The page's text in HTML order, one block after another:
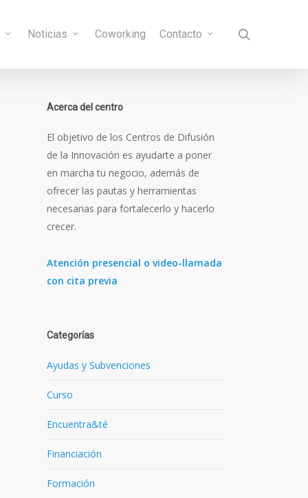
Noticias Coworking Contacto
Acerca del centro
El objetivo de los Centros de Difusión
de la Innovación es ayudarte a poner
en marcha tu negocio, además de
ofrecer las pautas y herramientas
necesarias para fortalecerlo y hacerlo
crecer.
Atención presencial o video-llamada
con cita previa
Categorías
Ayudas y Subvenciones
Curso
Encuentra&té
Financiación
Formación